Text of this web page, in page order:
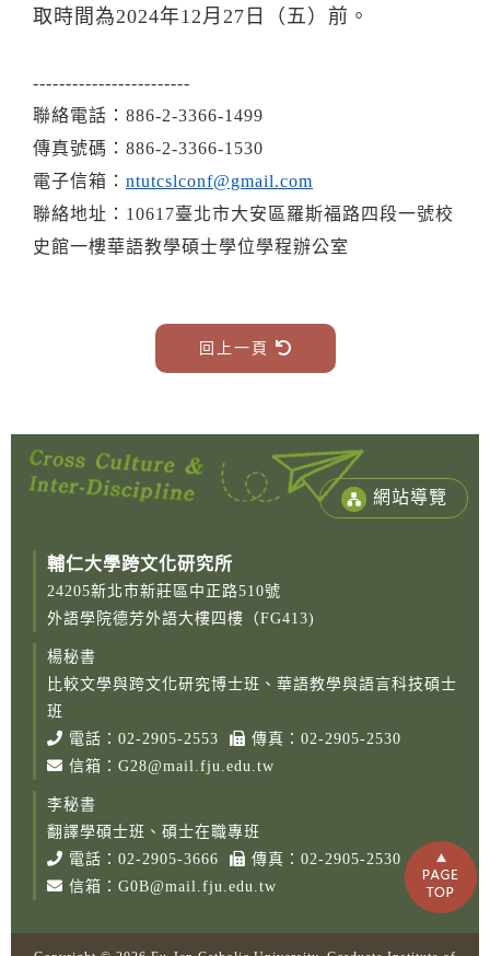
取時間為2024年12月27日（五）前。
------------------------
聯絡電話：886-2-3366-1499
傳真號碼：886-2-3366-1530
電子信箱： ntutcslconf@gmail.com
聯絡地址：10617臺北市大安區羅斯福路四段一號校
史館一樓華語教學碩士學位學程辦公室
回上一頁
網站導覽
輔仁大學跨文化研究所
24205新北市新莊區中正路510號
外語學院德芳外語大樓四樓（FG413)
楊秘書
比較文學與跨文化研究博士班、華語教學與語言科技碩士
班
電話： 02-2905-2553
傳真：02-2905-2530
信箱： G28@mail.fju.edu.tw
李秘書
翻譯學碩士班、碩士在職專班
電話： 02-2905-3666
傳真：02-2905-2530
信箱： G0B@mail.fju.edu.tw